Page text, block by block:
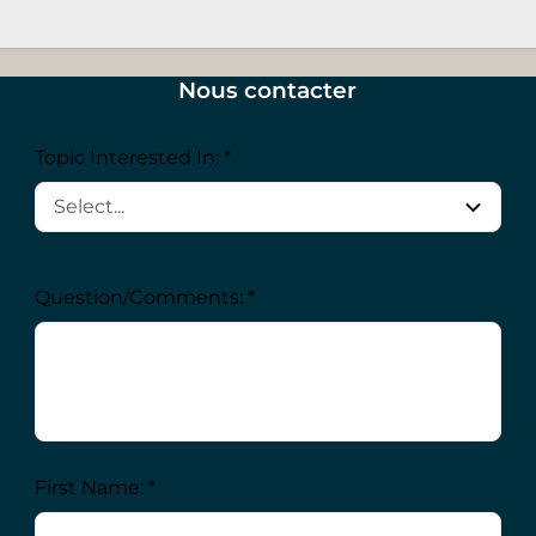
Nous contacter
Topic Interested In: *
Question/Comments: *
First Name: *